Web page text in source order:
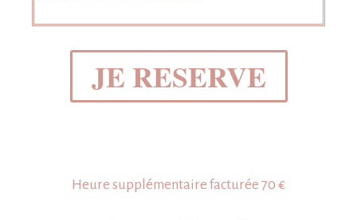
JE RESERVE
Heure supplémentaire facturée 70 €